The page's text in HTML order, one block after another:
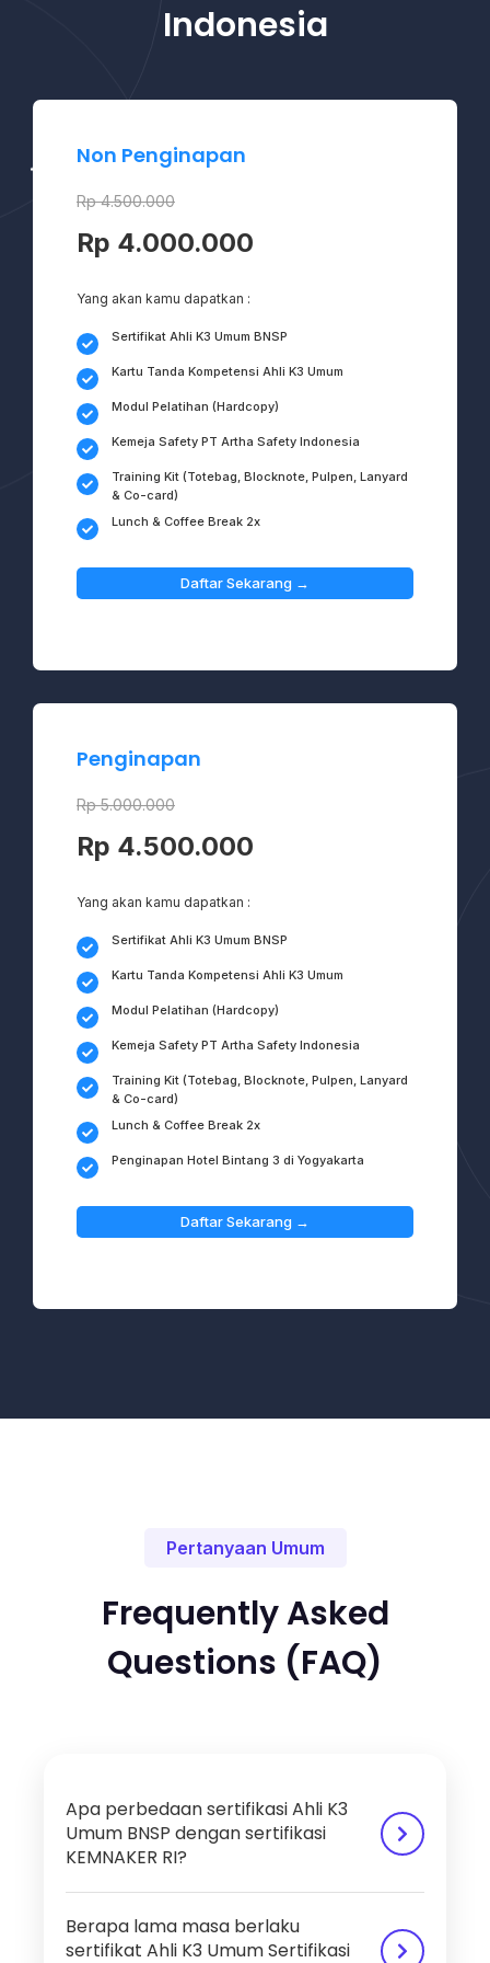
Indonesia
Non Penginapan
Rp 4.500.000
Rp 4.000.000
Yang akan kamu dapatkan :
Sertifikat Ahli K3 Umum BNSP
Kartu Tanda Kompetensi Ahli K3 Umum
Modul Pelatihan (Hardcopy)
Kemeja Safety PT Artha Safety Indonesia
Training Kit (Totebag, Blocknote, Pulpen, Lanyard
& Co-card)
Lunch & Coffee Break 2x
Daftar Sekarang →
Penginapan
Rp 5.000.000
Rp 4.500.000
Yang akan kamu dapatkan :
Sertifikat Ahli K3 Umum BNSP
Kartu Tanda Kompetensi Ahli K3 Umum
Modul Pelatihan (Hardcopy)
Kemeja Safety PT Artha Safety Indonesia
Training Kit (Totebag, Blocknote, Pulpen, Lanyard
& Co-card)
Lunch & Coffee Break 2x
Penginapan Hotel Bintang 3 di Yogyakarta
Daftar Sekarang →
Pertanyaan Umum
Frequently Asked
Questions (FAQ)
Apa perbedaan sertifikasi Ahli K3
Umum BNSP dengan sertifikasi
KEMNAKER RI?
Sertifikasi Profesi) berfokus pada pengakuan
kompetensi seseorang dalam melakukan tugas
Berapa lama masa berlaku
sertifikat Ahli K3 Umum Sertifikasi